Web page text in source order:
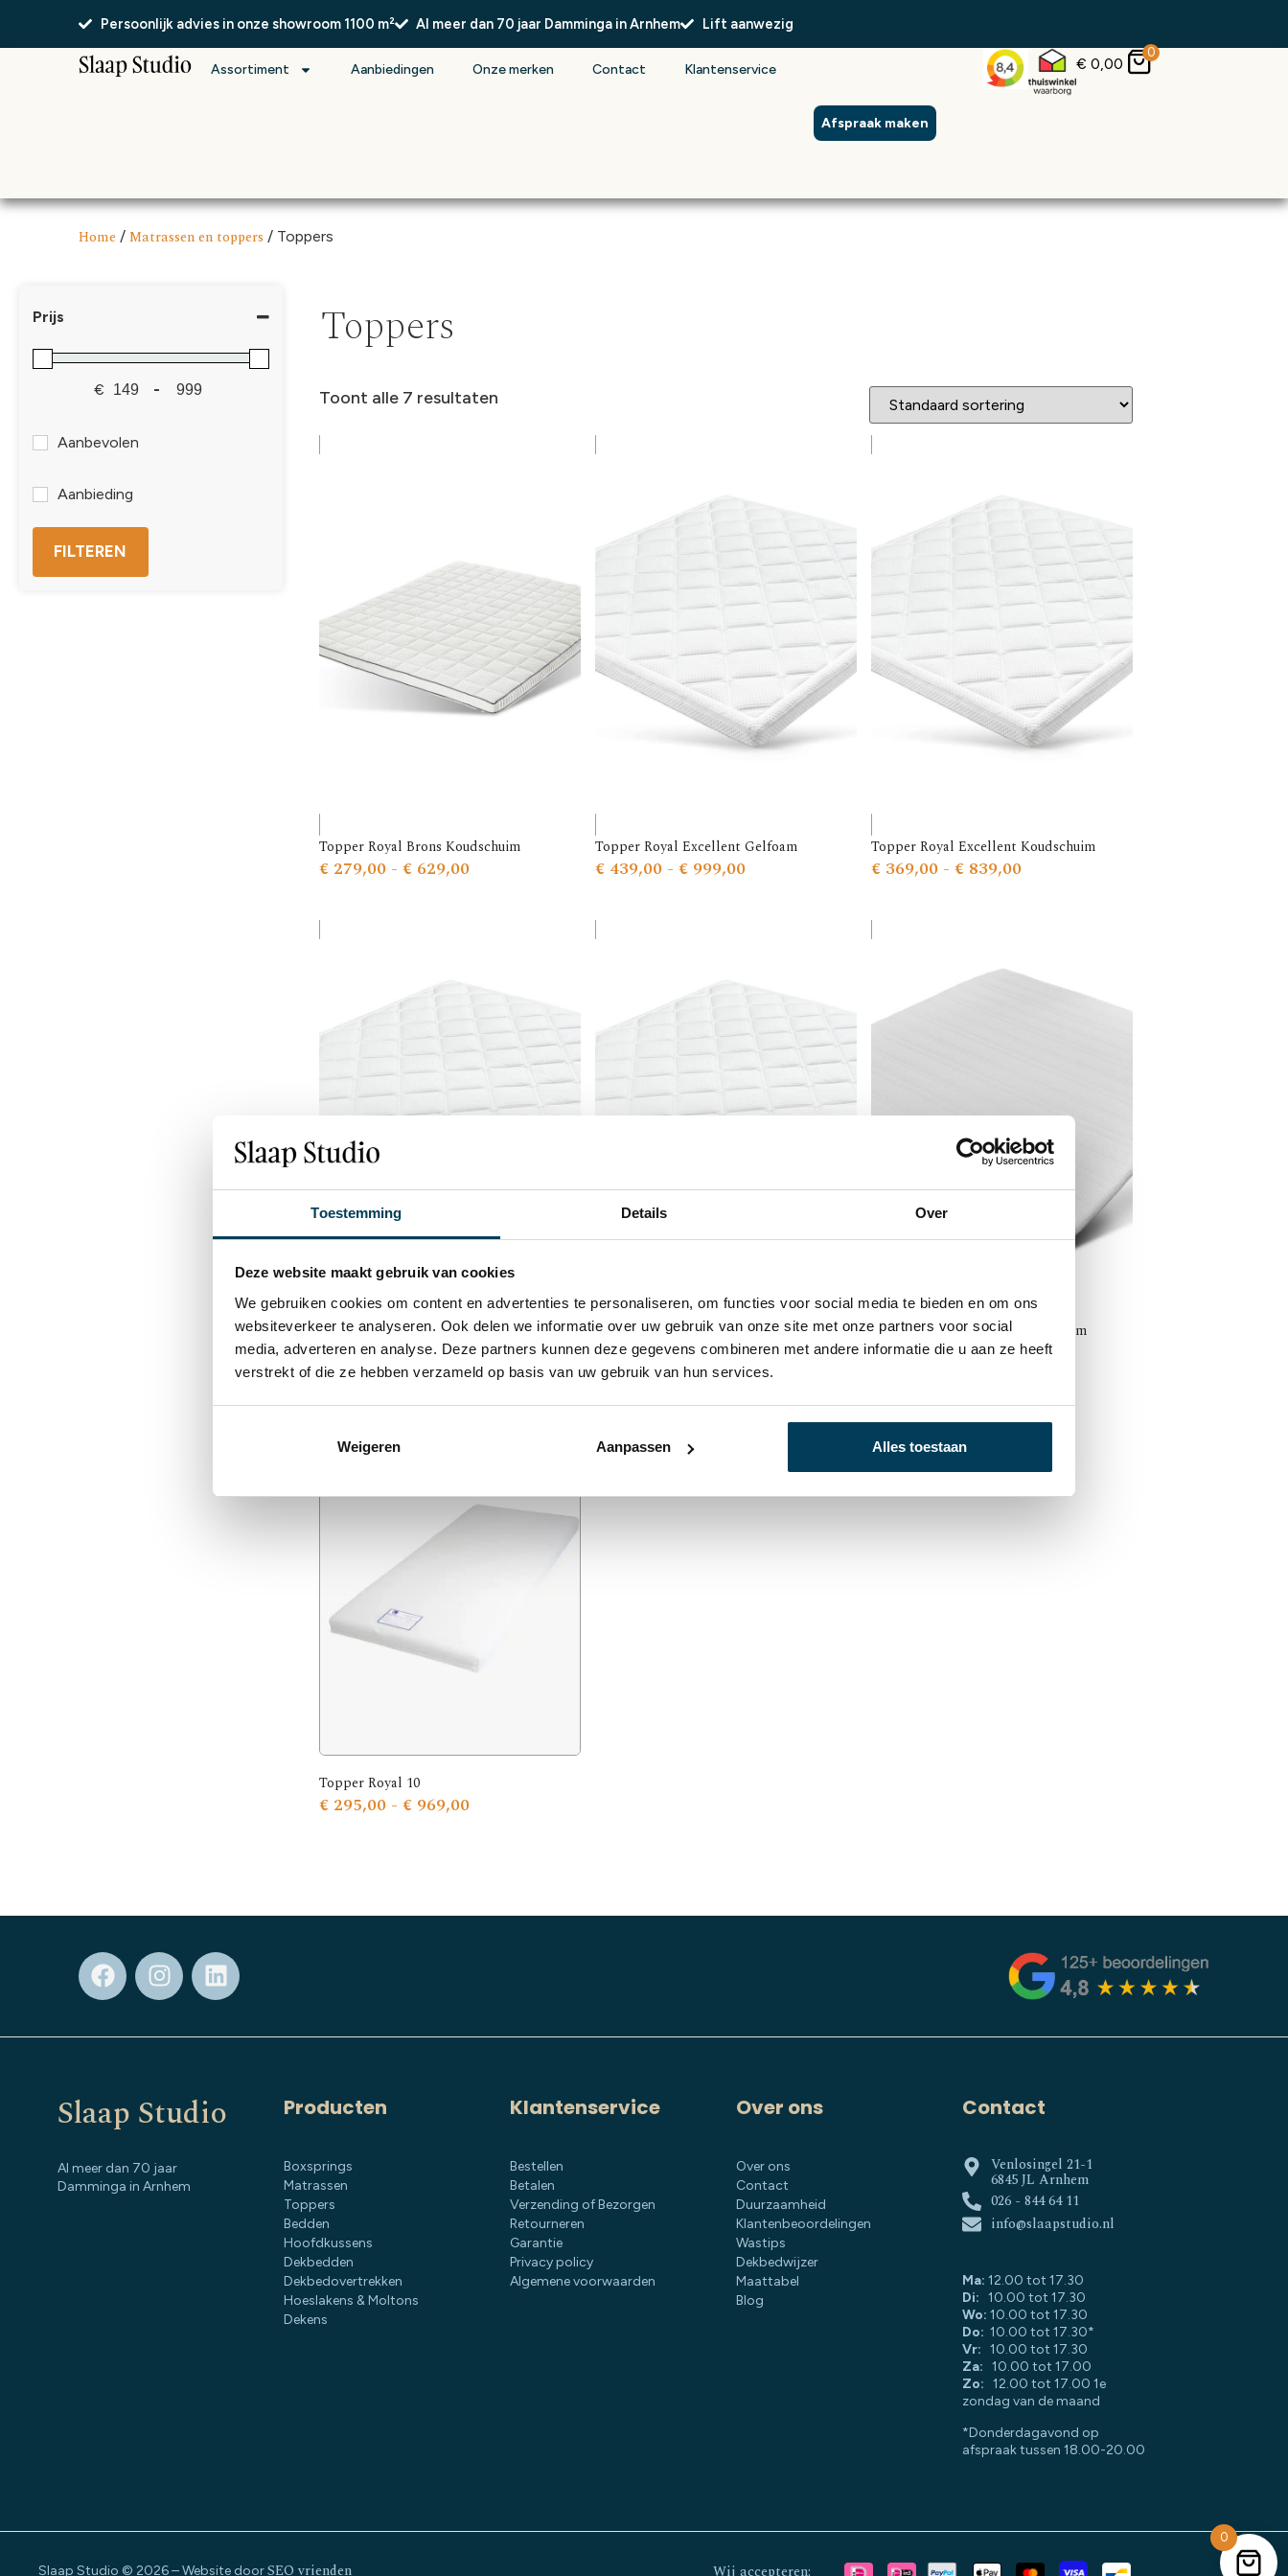
Toestemming Details Over
Deze website maakt gebruik van cookies
We gebruiken cookies om content en advertenties te personaliseren, om functies voor social media te bieden en om ons
websiteverkeer te analyseren. Ook delen we informatie over uw gebruik van onze site met onze partners voor social
media, adverteren en analyse. Deze partners kunnen deze gegevens combineren met andere informatie die u aan ze heeft
verstrekt of die ze hebben verzameld op basis van uw gebruik van hun services.
Weigeren Aanpassen Alles toestaan
0
Persoonlijk advies in onze showroom 1100 m² Al meer dan 70 jaar Damminga in Arnhem Lift aanwezig
Assortiment Aanbiedingen Onze merken Contact Klantenservice
Afspraak maken
€ 0,00
0
Home / Matrassen en toppers / Toppers
Prijs
€ Minimale prijs
-
Maximale prijs
Aanbevolen
Aanbieding
FILTEREN
Toppers
Toont alle 7 resultaten
Topper Royal Brons Koudschuim
€279,00 - €629,00
Topper Royal Excellent Gelfoam
€439,00 - €999,00
Topper Royal Excellent Koudschuim
€ 369,00 - € 839,00
Topper Royal Excellent LLQ HR 60
€439,00-€999,00
Topper Royal Excellent Traagschuim
€439,00-€999,00
Topper Royal Original Koudschuim
€149,00- €359,00
Topper Royal 10
€295,00 - €969,00
Slaap Studio
Al meer dan 70 jaar
Damminga in Arnhem
Producten
Boxsprings
Matrassen
Toppers
Bedden
Hoofdkussens
Dekbedden
Dekbedovertrekken
Hoeslakens & Moltons
Dekens
Klantenservice
Bestellen
Betalen
Verzending of Bezorgen
Retourneren
Garantie
Privacy policy
Algemene voorwaarden
Over ons
Over ons
Contact
Duurzaamheid
Klantenbeoordelingen
Wastips
Dekbedwijzer
Maattabel
Blog
Contact
Venlosingel 21-1
6845 JL Arnhem
026 - 844 64 11
info@slaapstudio.nl
Ma: 12.00 tot 17.30
Di: 10.00 tot 17.30
Wo: 10.00 tot 17.30
Do: 10.00 tot 17.30*
Vr: 10.00 tot 17.30
Za: 10.00 tot 17.00
Zo: 12.00 tot 17.00 1e
zondag van de maand
*Donderdagavond op
afspraak tussen 18.00-20.00
Slaap Studio © 2026 – Website doorSEO vrienden Wij accepteren: